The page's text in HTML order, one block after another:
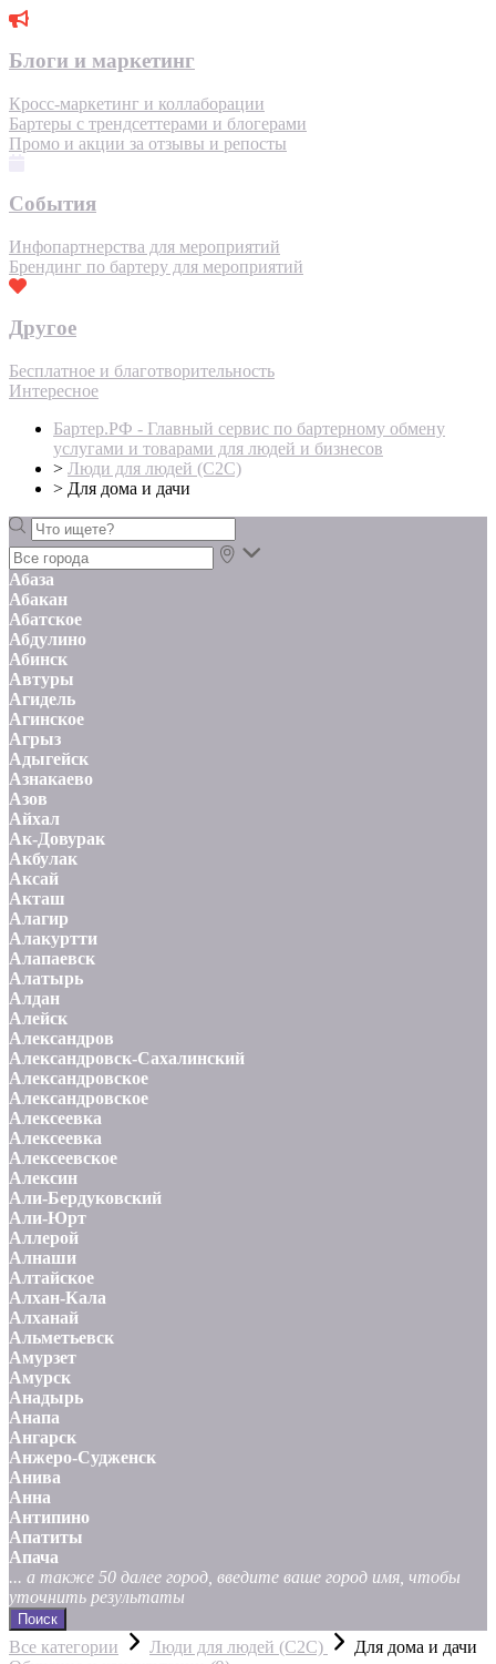
Блоги и маркетинг
Кросс-маркетинг и коллаборации
Бартеры с трендсеттерами и блогерами
Промо и акции за отзывы и репосты
События
Инфопартнерства для мероприятий
Брендинг по бартеру для мероприятий
Другое
Бесплатное и благотворительность
Интересное
Бартер.РФ - Главный сервис по бартерному обмену
услугами и товарами для людей и бизнесов
> Люди для людей (С2С)
> Для дома и дачи
Абаза
Абакан
Абатское
Абдулино
Абинск
Автуры
Агидель
Агинское
Агрыз
Адыгейск
Азнакаево
Азов
Айхал
Ак-Довурак
Акбулак
Аксай
Акташ
Алагир
Алакуртти
Алапаевск
Алатырь
Алдан
Алейск
Александров
Александровск-Сахалинский
Александровское
Александровское
Алексеевка
Алексеевка
Алексеевское
Алексин
Али-Бердуковский
Али-Юрт
Аллерой
Алнаши
Алтайское
Алхан-Кала
Алханай
Альметьевск
Амурзет
Амурск
Анадырь
Анапа
Ангарск
Анжеро-Судженск
Анива
Анна
Антипино
Апатиты
Апача
... а также 50 далее город, введите ваше город имя, чтобы
уточнить результаты
Поиск
Все категории Люди для людей (С2С)
Для дома и дачи